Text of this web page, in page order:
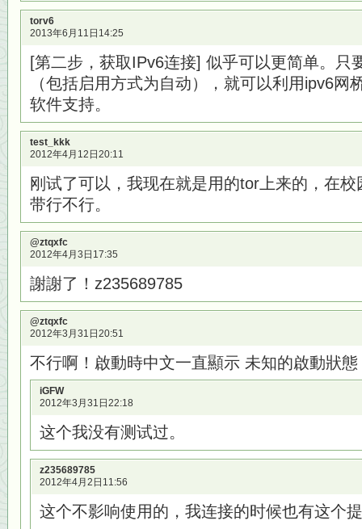
torv6
2013年6月11日14:25
[第二步，获取IPv6连接] 似乎可以更简单。只
（包括启用方式为自动），就可以利用ipv6网
软件支持。
test_kkk
2012年4月12日20:11
刚试了可以，我现在就是用的tor上来的，在
带行不行。
@ztqxfc
2012年4月3日17:35
謝謝了！z235689785
@ztqxfc
2012年3月31日20:51
不行啊！啟動時中文一直顯示 未知的啟動狀
iGFW
2012年3月31日22:18
这个我没有测试过。
z235689785
2012年4月2日11:56
这个不影响使用的，我连接的时候也有这个